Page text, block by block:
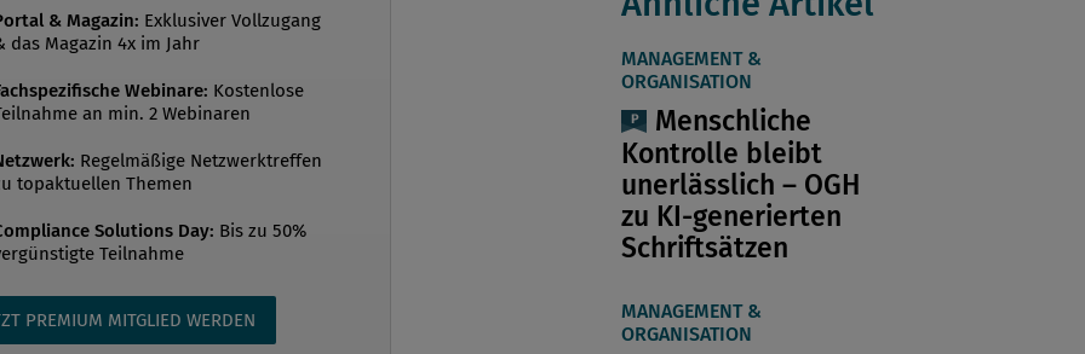
laut Statistik Austria im Jahr 2024 bei
damit deutlich über dem EU-Schnitt
Die Europäische Union hat mit der
Richtlinie ein umfassendes
geschaffen, das Unternehmen zu mehr
und Gleichhe...
& Magazin: Exklusiver Vollzugang
das Magazin 4x im Jahr
Webinare: Kostenlose
an min. 2 Webinaren
Regelmäßige Netzwerktreffen
topaktuellen Themen
Solutions Day: Bis zu 50%
Teilnahme
PREMIUM MITGLIED WERDEN
MANAGEMENT &
ORGANISATION
Menschliche
Kontrolle bleibt
unerlässlich – OGH
zu KI-generierten
Schriftsätzen
MANAGEMENT &
ORGANISATION